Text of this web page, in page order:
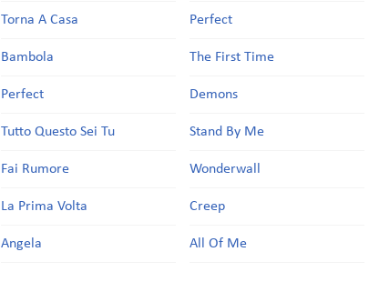
Torna A Casa
Bambola
Perfect
Tutto Questo Sei Tu
Fai Rumore
La Prima Volta
Angela
Perfect
The First Time
Demons
Stand By Me
Wonderwall
Creep
All Of Me